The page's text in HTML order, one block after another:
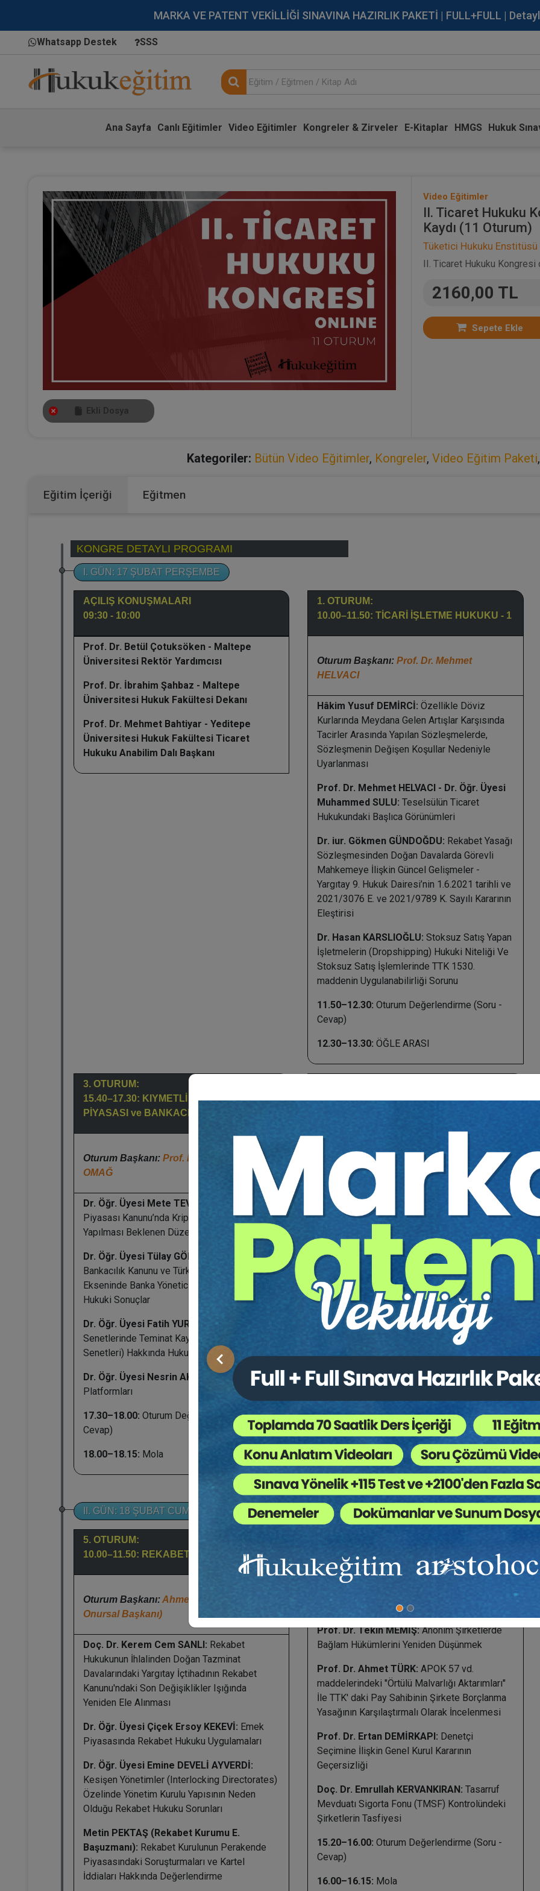
MARKA VE PATENT VEKİLLİĞİ SINAVINA HAZIRLIK PAKETİ | FULL+FULL |
Whatsapp Destek SSS
Ana Sayfa Canlı Eğitimler Video Eğitimler Kongreler & Zirveler E-Kitaplar HMGS Hukuk
Önceki
Ekli Dosya
Video Eğitimler
II. Ticaret Hukuku
Kaydı (11 Oturum)
Tüketici Hukuku Enstitüsü
II. Ticaret Hukuku Kongresi
2160,00 TL
Sepete Ekle
Kategoriler: Bütün Video Eğitimler, Kongreler, Video Eğitim Paketi
Eğitim İçeriği Eğitmen
KONGRE DETAYLI PROGRAMI
I. GÜN: 17 ŞUBAT PERŞEMBE
AÇILIŞ KONUŞMALARI
09:30 - 10:00
Prof. Dr. Betül Çotuksöken - Maltepe
Üniversitesi Rektör Yardımcısı
Prof. Dr. İbrahim Şahbaz - Maltepe
Üniversitesi Hukuk Fakültesi Dekanı
Prof. Dr. Mehmet Bahtiyar - Yeditepe
Üniversitesi Hukuk Fakültesi Ticaret
Hukuku Anabilim Dalı Başkanı
1. OTURUM:
10.00–11.50: TİCARİ İŞLETME HUKUKU - 1
Oturum Başkanı:Prof. Dr. Mehmet
HELVACI
Hâkim Yusuf DEMİRCİ: Özellikle Döviz
Kurlarında Meydana Gelen Artışlar Karşısında
Tacirler Arasında Yapılan Sözleşmelerde,
Sözleşmenin Değişen Koşullar Nedeniyle
Uyarlanması
Prof. Dr. Mehmet HELVACI - Dr. Öğr. Üyesi
Muhammed SULU: Teselsülün Ticaret
Hukukundaki Başlıca Görünümleri
Dr. iur. Gökmen GÜNDOĞDU: Rekabet Yasağı
Sözleşmesinden Doğan Davalarda Görevli
Mahkemeye İlişkin Güncel Gelişmeler -
Yargıtay 9. Hukuk Dairesi’nin 1.6.2021 tarihli ve
2021/3076 E. ve 2021/9789 K. Sayılı Kararının
Eleştirisi
Dr. Hasan KARSLIOĞLU: Stoksuz Satış Yapan
İşletmelerin (Dropshipping) Hukuki Niteliği Ve
Stoksuz Satış İşlemlerinde TTK 1530.
maddenin Uygulanabilirliği Sorunu
11.50–12.30: Oturum Değerlendirme (Soru -
Cevap)
12.30–13.30: ÖĞLE ARASI
3. OTURUM:
15.40–17.30: KIYMETLİ EVRAK, SERMAYE
PİYASASI ve BANKACILIK HUKUKU
Oturum Başkanı: Prof. Dr. Merih Kemal
OMAĞ
Dr. Öğr. Üyesi Mete TEVETOĞLU:
Sermaye
Piyasası Kanunu’nda Kripto Varlıklara İlişkin
Yapılması Beklenen Düzenlemeler
Dr. Öğr. Üyesi Tülay GÖKDEMİR TAMER:
Bankacılık Kanunu ve Türk Ticaret Kanunu
Ekseninde Banka Yöneticisi Olmaya Bağlanan
Hukuki Sonuçlar
Dr. Öğr. Üyesi Fatih YURTBAŞI:
Senetlerinde Teminat Kayıtları (Teminat
Senetleri) Hakkında Hukuki Bir Değerlendirme
Dr. Öğr. Üyesi Nesrin AKIN:
Kitle Fonlama
Platformları
17.30–18.00: Oturum Değerlendirme (Soru -
Cevap)
18.00–18.15: Mola
18.15–19.40: SİGORTA HUKUKU
Prof. Dr. Şaban KAYIHAN:Sigorta
Sözleşmelerinde Sürelerle İlgili Düşünceler
Dr. Öğr. Üyesi Serdar HIZIR:
Hukuki
Yönleriyle Açık Sigortacılık
Av. Dr. Ahmet KARAYAZGAN:
Trafik Sigortası
Genel Şartlarında Değişiklik: Eşdeğer Parça -
Orjinal Parça Tazmin Sorunu
19.40–20.15:Oturum Değerlendirme (Soru -
Cevap)
II. GÜN: 18 ŞUBAT CUMA
5. OTURUM:
10.00–11.50: REKABET HUKUKU
Oturum Başkanı:Ahmet ÖZGAN (11. HD
Onursal Başkanı)
Doç. Dr. Kerem Cem SANLI: Rekabet
Hukukunun İhlalinden Doğan Tazminat
Davalarındaki Yargıtay İçtihadının Rekabet
Kanunu'ndaki Son Değişiklikler Işığında
Yeniden Ele Alınması
Dr. Öğr. Üyesi Çiçek Ersoy KEKEVİ: Emek
Piyasasında Rekabet Hukuku Uygulamaları
Dr. Öğr. Üyesi Emine DEVELİ AYVERDİ:
Kesişen Yönetimler (Interlocking Directorates)
Özelinde Yönetim Kurulu Yapısının Neden
Olduğu Rekabet Hukuku Sorunları
Metin PEKTAŞ (Rekabet Kurumu E.
Başuzmanı): Rekabet Kurulunun Perakende
Piyasasındaki Soruşturmaları ve Kartel
İddiaları Hakkında Değerlendirme
13.30–15.20: ŞİRKETLER HUKUKU - 1
Oturum Başkanı:
Prof. Dr. Tekin MEMİŞ:Anonim Şirketlerde
Bağlam Hükümlerini Yeniden Düşünmek
Prof. Dr. Ahmet TÜRK: APOK 57 vd.
maddelerindeki "Örtülü Malvarlığı Aktarımları"
İle TTK' daki Pay Sahibinin Şirkete Borçlanma
Yasağının Karşılaştırmalı Olarak İncelenmesi
Prof. Dr. Ertan DEMİRKAPI: Denetçi
Seçimine İlişkin Genel Kurul Kararının
Geçersizliği
Doç. Dr. Emrullah KERVANKIRAN: Tasarruf
Mevduatı Sigorta Fonu (TMSF) Kontrolündeki
Şirketlerin Tasfiyesi
15.20–16.00: Oturum Değerlendirme (Soru -
Cevap)
16.00–16.15: Mola